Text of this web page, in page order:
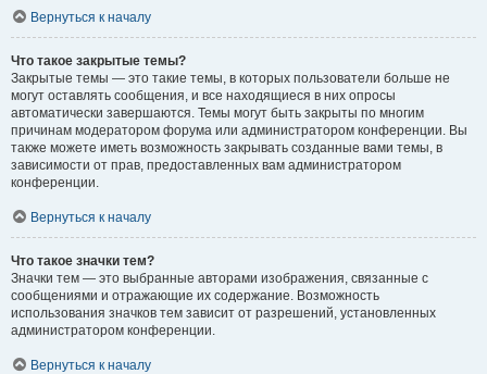
Вернуться к началу
Что такое закрытые темы?
Закрытые темы — это такие темы, в которых пользователи больше не
могут оставлять сообщения, и все находящиеся в них опросы
автоматически завершаются. Темы могут быть закрыты по многим
причинам модератором форума или администратором конференции. Вы
также можете иметь возможность закрывать созданные вами темы, в
зависимости от прав, предоставленных вам администратором
конференции.
Вернуться к началу
Что такое значки тем?
Значки тем — это выбранные авторами изображения, связанные с
сообщениями и отражающие их содержание. Возможность
использования значков тем зависит от разрешений, установленных
администратором конференции.
Вернуться к началу